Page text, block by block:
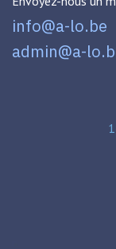
info@a-lo.be
admin@a-